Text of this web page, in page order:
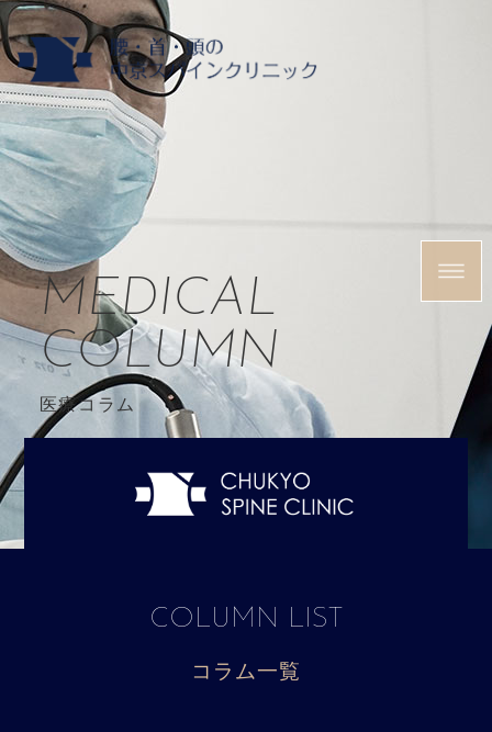
MEDICAL
COLUMN
医療コラム
COLUMN LIST
コラム一覧